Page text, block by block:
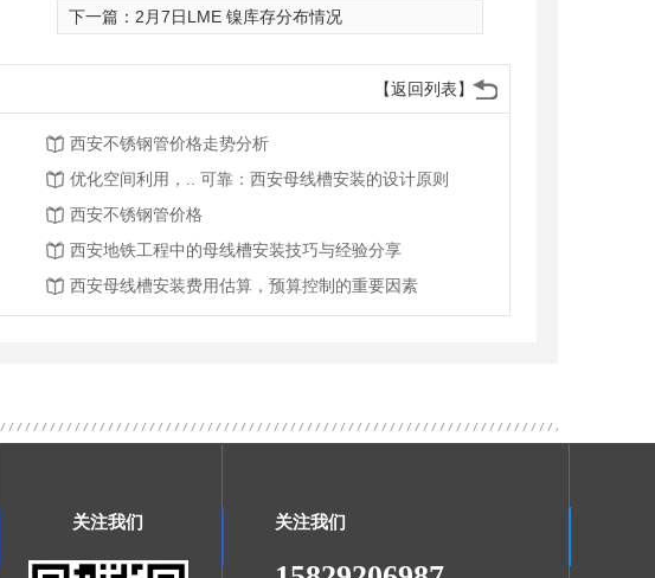
下一篇： 2月7日LME 镍库存分布情况
【返回列表】
西安不锈钢管价格走势分析
优化空间利用，.. 可靠：西安母线槽安装的设计原则
西安不锈钢管价格
西安地铁工程中的母线槽安装技巧与经验分享
西安母线槽安装费用估算，预算控制的重要因素
关注我们 关注我们